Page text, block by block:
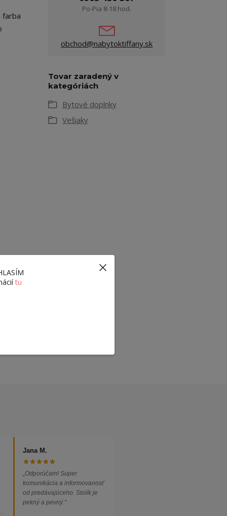
farba
Po-Pia 8-18 hod.
obchod@nabytoktiffany.sk
Tovar zaradený v
kategóriách
Bytové doplnky
Vešiaky
Jana M.
„Odporúčam! Super
komunikácia a informovanosť
od predávajúceho. Stolík je
pekný a pevný.“
tu